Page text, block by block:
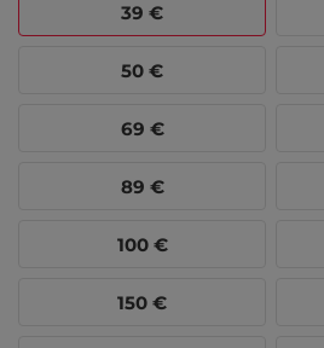
39 €
50 €
69 €
89 €
100 €
150 €